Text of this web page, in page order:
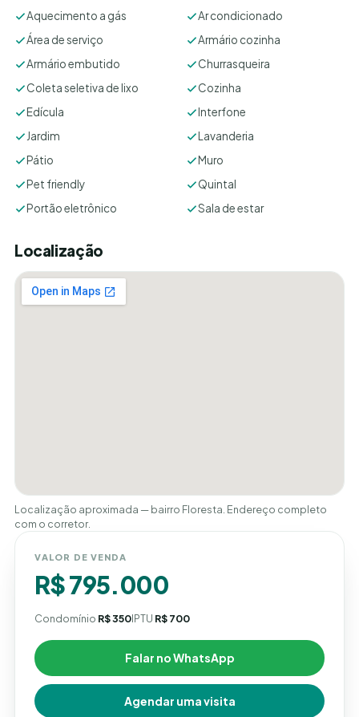
Aquecimento a gás
Ar condicionado
Área de serviço
Armário cozinha
Armário embutido
Churrasqueira
Coleta seletiva de lixo
Cozinha
Edícula
Interfone
Jardim
Lavanderia
Pátio
Muro
Pet friendly
Quintal
Portão eletrônico
Sala de estar
Localização
Localização aproximada — bairro Floresta. Endereço completo
com o corretor.
VALOR DE VENDA
R$ 795.000
Condomínio R$ 350IPTU R$ 700
Falar no WhatsApp
Agendar uma visita